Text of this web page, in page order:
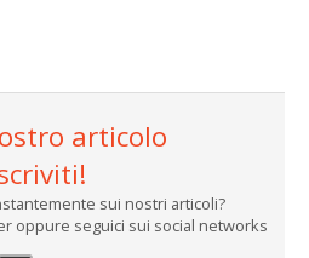
articolo
sui nostri articoli?
oppure seguici sui social networks